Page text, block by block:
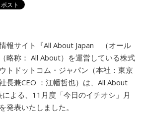
報サイト『All About Japan （オール
略称： All About）を運営している株式
トドットコム・ジャパン（本社：東京
長兼CEO ：江幡哲也）は、All About
による、11月度「今日のイチオシ」月
発表いたしました。